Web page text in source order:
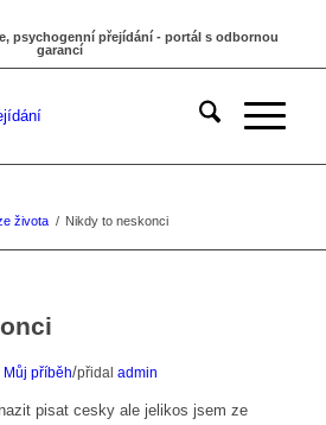
psychogenní přejídání - portál s odbornou
garancí
života / Nikdy to neskonci
Můj příběh/přidal admin
pisat cesky ale jelikos jsem ze